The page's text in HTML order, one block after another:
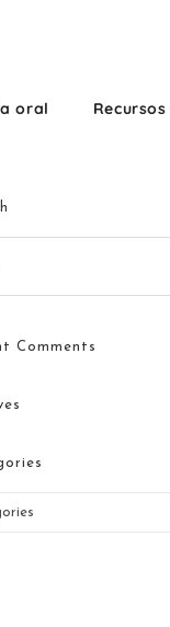
oral Recursos
Comments